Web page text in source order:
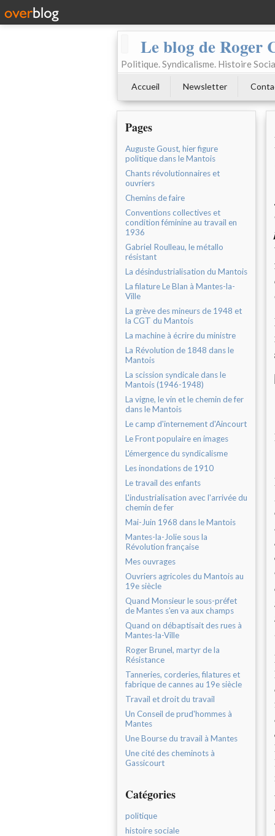
Le blog de Roger
Politique. Syndicalisme. Histoire
Accueil Newsletter
Pages
Auguste Goust, hier figure
politique dans le Mantois
Chants révolutionnaires et
ouvriers
Chemins de faire
Conventions collectives et
condition féminine au travail en
1936
Gabriel Roulleau, le métallo
résistant
La désindustrialisation du Mantois
La filature Le Blan à Mantes-la-
Ville
La grève des mineurs de 1948 et
la CGT du Mantois
La machine à écrire du ministre
La Révolution de 1848 dans le
Mantois
La scission syndicale dans le
Mantois (1946-1948)
La vigne, le vin et le chemin de fer
dans le Mantois
Le camp d'internement d'Aincourt
Le Front populaire en images
L'émergence du syndicalisme
Les inondations de 1910
Le travail des enfants
L'industrialisation avec l'arrivée du
chemin de fer
Mai-Juin 1968 dans le Mantois
Mantes-la-Jolie sous la
Révolution française
Mes ouvrages
Ouvriers agricoles du Mantois au
19e siècle
Quand Monsieur le sous-préfet
de Mantes s'en va aux champs
Quand on débaptisait des rues à
Mantes-la-Ville
Roger Brunel, martyr de la
Résistance
Tanneries, corderies, filatures et
fabrique de cannes au 19e siècle
Travail et droit du travail
Un Conseil de prud'hommes à
Mantes
Une Bourse du travail à Mantes
Une cité des cheminots à
Gassicourt
Catégories
politique
histoire sociale